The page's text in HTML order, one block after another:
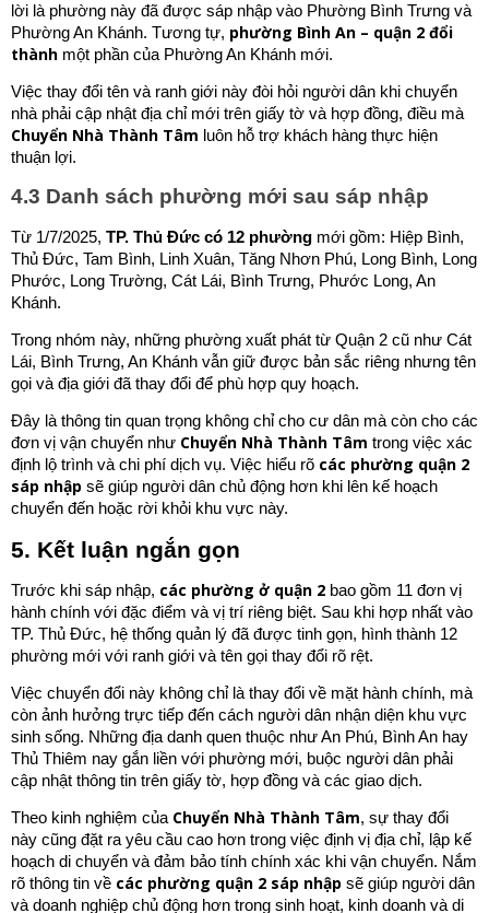
lời là phường này đã được sáp nhập vào Phường Bình Trưng và
Phường An Khánh. Tương tự, phường Bình An – quận 2 đổi
thành một phần của Phường An Khánh mới.
Việc thay đổi tên và ranh giới này đòi hỏi người dân khi chuyển
nhà phải cập nhật địa chỉ mới trên giấy tờ và hợp đồng, điều mà
Chuyển Nhà Thành Tâm luôn hỗ trợ khách hàng thực hiện
thuận lợi.
4.3 Danh sách phường mới sau sáp nhập
Từ 1/7/2025, TP. Thủ Đức có 12 phường mới gồm: Hiệp Bình,
Thủ Đức, Tam Bình, Linh Xuân, Tăng Nhơn Phú, Long Bình, Long
Phước, Long Trường, Cát Lái, Bình Trưng, Phước Long, An
Khánh.
Trong nhóm này, những phường xuất phát từ Quận 2 cũ như Cát
Lái, Bình Trưng, An Khánh vẫn giữ được bản sắc riêng nhưng tên
gọi và địa giới đã thay đổi để phù hợp quy hoạch.
Đây là thông tin quan trọng không chỉ cho cư dân mà còn cho các
đơn vị vận chuyển như Chuyển Nhà Thành Tâm trong việc xác
định lộ trình và chi phí dịch vụ. Việc hiểu rõ các phường quận 2
sáp nhập sẽ giúp người dân chủ động hơn khi lên kế hoạch
chuyển đến hoặc rời khỏi khu vực này.
5. Kết luận ngắn gọn
Trước khi sáp nhập, các phường ở quận 2 bao gồm 11 đơn vị
hành chính với đặc điểm và vị trí riêng biệt. Sau khi hợp nhất vào
TP. Thủ Đức, hệ thống quản lý đã được tinh gọn, hình thành 12
phường mới với ranh giới và tên gọi thay đổi rõ rệt.
Việc chuyển đổi này không chỉ là thay đổi về mặt hành chính, mà
còn ảnh hưởng trực tiếp đến cách người dân nhận diện khu vực
sinh sống. Những địa danh quen thuộc như An Phú, Bình An hay
Thủ Thiêm nay gắn liền với phường mới, buộc người dân phải
cập nhật thông tin trên giấy tờ, hợp đồng và các giao dịch.
Theo kinh nghiệm của Chuyển Nhà Thành Tâm, sự thay đổi
này cũng đặt ra yêu cầu cao hơn trong việc định vị địa chỉ, lập kế
hoạch di chuyển và đảm bảo tính chính xác khi vận chuyển. Nắm
rõ thông tin về các phường quận 2 sáp nhập sẽ giúp người dân
và doanh nghiệp chủ động hơn trong sinh hoạt, kinh doanh và di